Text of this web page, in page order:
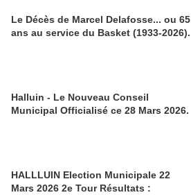
Le Décès de Marcel Delafosse... ou 65
ans au service du Basket (1933-2026).
Halluin - Le Nouveau Conseil
Municipal Officialisé ce 28 Mars 2026.
HALLLUIN Election Municipale 22
Mars 2026 2e Tour Résultats :